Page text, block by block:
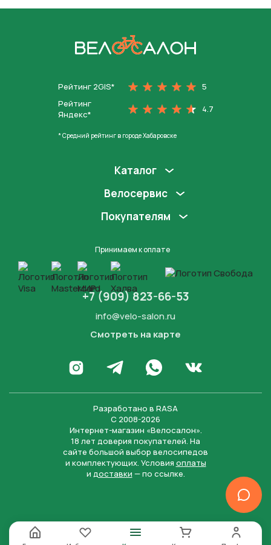
Рейтинг 2GIS*
5
Рейтинг
Яндекс*
4.7
* Средний рейтинг в городе Хабаровске
Каталог
Велосервис
Покупателям
Принимаем к оплате
+7 (909) 823-66-53
info@velo-salon.ru
Смотреть на карте
Перейти в Инстаграм
Написать в Телеграм
Написать в WhatsApp
Перейти во
Разработано в RASA
С 2008-2026
Интернет-магазин «Велосалон».
18 лет доверия покупателей. На
сайте большой выбор велосипедов
и комплектующих. Условия оплаты
и доставки — по ссылке.
Нажимая на кнопку “Отправить заявку”, вы даете
согласие на обработку персональных данных и